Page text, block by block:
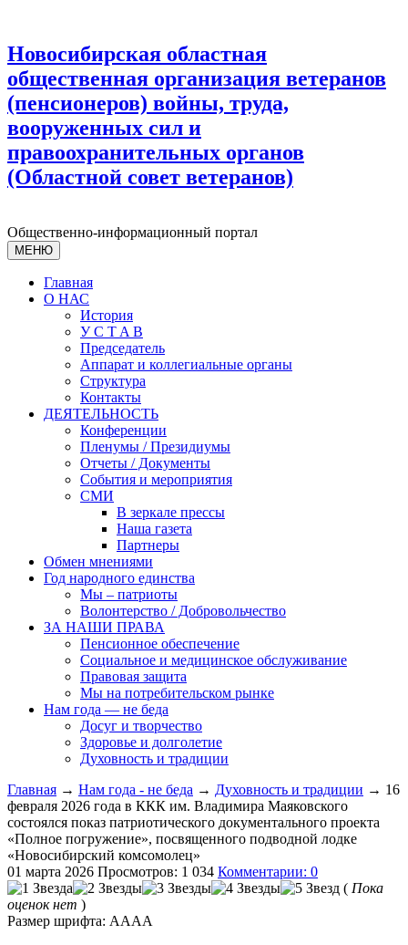
Новосибирская областная
общественная организация ветеранов
(пенсионеров) войны, труда,
вооруженных сил и
правоохранительных органов
(Областной совет ветеранов)
Общественно-информационный портал
МЕНЮ
Главная
О НАС
История
У С T A B
Председатель
Аппарат и коллегиальные органы
Структура
Контакты
ДЕЯТЕЛЬНОСТЬ
Конференции
Пленумы / Президиумы
Отчеты / Документы
События и мероприятия
СМИ
В зеркале прессы
Наша газета
Партнеры
Обмен мнениями
Год народного единства
Мы – патриоты
Волонтерство / Добровольчество
ЗА НАШИ ПРАВА
Пенсионное обеспечение
Социальное и медицинское обслуживание
Правовая защита
Мы на потребительском рынке
Нам года — не беда
Досуг и творчество
Здоровье и долголетие
Духовность и традиции
Главная → Нам года - не беда → Духовность и традиции → 16
февраля 2026 года в ККК им. Владимира Маяковского
состоялся показ патриотического документального проекта
«Полное погружение», посвященного подводной лодке
«Новосибирский комсомолец»
01 марта 2026 Просмотров: 1 034 Комментарии: 0
( Пока
оценок нет )
Размер шрифта: AAAA